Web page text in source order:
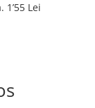
Lei